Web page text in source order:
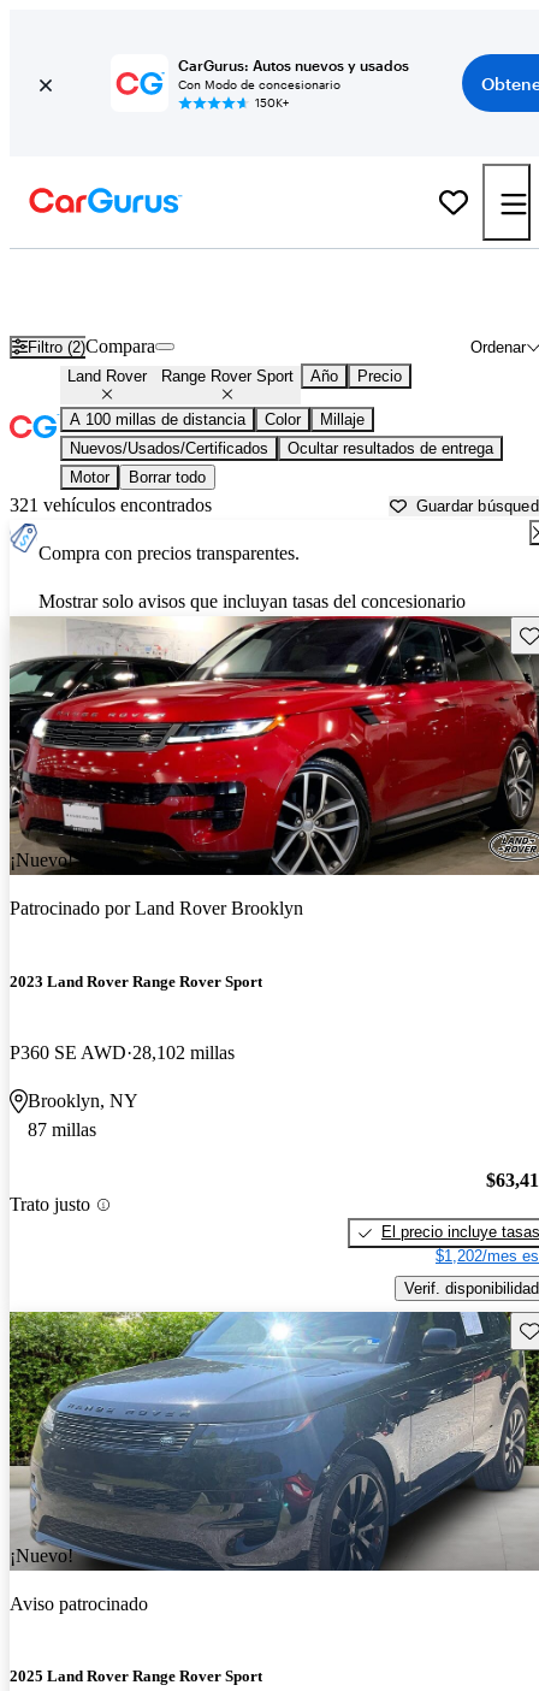
CarGurus: Autos nuevos y usados
Con Modo de concesionario
150K+
Filtro (2) Ordenar
Compara
Land Rover Range Rover Sport Año Precio
A 100 millas de distancia Color
Millaje
Nuevos/Usados/Certificados
Ocultar resultados de entrega
Motor
Borrar todo
321 vehículos encontrados Guardar
Compra con precios transparentes.
Mostrar solo avisos que incluyan tasas del concesionario
¡Nuevo!
Patrocinado porLand Rover Brooklyn
2023 Land Rover Range Rover Sport
P360 SE AWD 28,102 millas
Brooklyn, NY
87 millas
Trato justo
El precio incluye tasas
$1,202/mes
Verif. disponibilidad
¡Nuevo!
Aviso patrocinado
2025 Land Rover Range Rover Sport